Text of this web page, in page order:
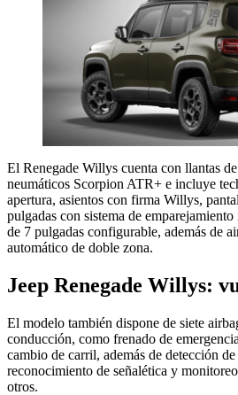
El Renegade Willys cuenta con llantas
neumáticos Scorpion ATR+ e incluye
apertura, asientos con firma Willys,
pulgadas con sistema de
de 7 pulgadas configurable, además de
automático de doble zona.
Jeep Renegade Willys:
El modelo también dispone de siete
conducción, como frenado de
cambio de carril, además de detección
reconocimiento de señalética y
otros.